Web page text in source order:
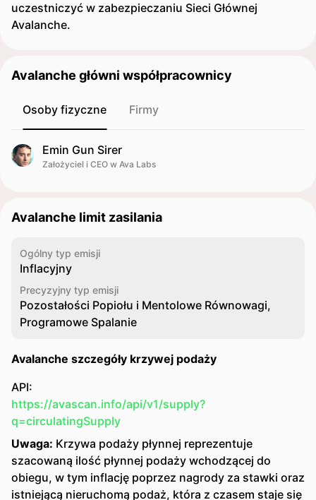
uczestniczyć w zabezpieczaniu Sieci Głównej
Avalanche.
Avalanche główni współpracownicy
Osoby fizyczne Firmy
Emin Gun Sirer
Założyciel i CEO w Ava Labs
Avalanche limit zasilania
Ogólny typ emisji
Inflacyjny
Precyzyjny typ emisji
Pozostałości Popiołu i Mentolowe Równowagi,
Programowe Spalanie
Avalanche szczegóły krzywej podaży
API:
https://avascan.info/api/v1/supply?
q=circulatingSupply
Uwaga: Krzywa podaży płynnej reprezentuje
szacowaną ilość płynnej podaży wchodzącej do
obiegu, w tym inflację poprzez nagrody za stawki oraz
istniejącą nieruchomą podaż, która z czasem staje się